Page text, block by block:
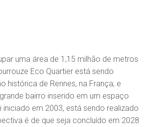
uma área de 1,15 milhão de metros
Eco Quartier está sendo
histórica de Rennes, na França, e
bairro inserido em um espaço
iniciado em 2003, está sendo realizado
é de que seja concluído em 2028